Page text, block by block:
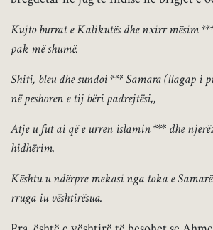
Kujto burrat e Kalikutës dhe nxirr mësim
pak më shumë.
Shiti, bleu dhe sundoi *** Samara (llagap i
në peshoren e tij bëri padrejtësi,,
Atje u fut ai që e urren islamin *** dhe
hidhërim.
Kështu u ndërpre mekasi nga toka e
rruga iu vështirësua.